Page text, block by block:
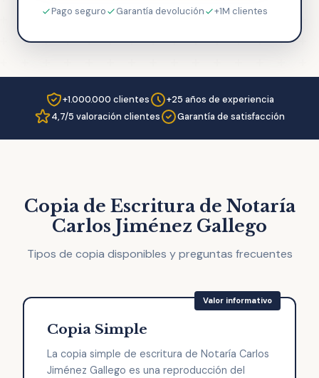
Pago seguro Garantía devolución +1M clientes
+1.000.000 clientes
+25 años de experiencia
4,7/5 valoración clientes
Garantía de satisfacción
Copia de Escritura de Notaría
Carlos Jiménez Gallego
Tipos de copia disponibles y preguntas frecuentes
Copia Simple
La copia simple de escritura de Notaría Carlos
Jiménez Gallego es una reproducción del